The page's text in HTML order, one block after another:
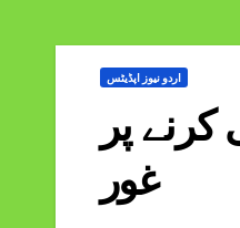
اردو نیوز اپڈیٹس
پر
غور